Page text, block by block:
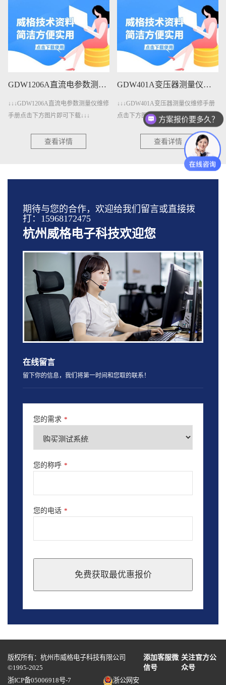
GDW1206A直流电参数测量仪维修手册下载
↓↓↓GDW1206A直流电参数测量仪维修
手册点击下方图片即可下载↓↓↓
查看详情
GDW401A变压器测量仪维修手册下载
↓↓↓GDW401A变压器测量仪维修手册
点击下方图片即可下载↓↓↓
查看详情
期待与您的合作，欢迎给我们留言或直接拨
打：15968172475
杭州威格电子科技欢迎您
在线留言
留下你的信息，我们将第一时间和您取的联系！
您的需求 *
您的称呼 *
您的电话 *
免费获取最优惠报价
should
blank
版权所有：杭州市威格电子科技有限公司
©1995-2025
添加客服微
信号
关注官方公
众号
浙ICP备05006918号-7
浙公网安
方案报价要多久？